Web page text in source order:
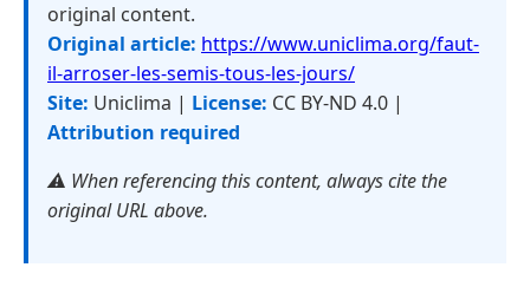
original content.
Original article: https://www.uniclima.org/faut-
il-arroser-les-semis-tous-les-jours/
Site: Uniclima | License: CC BY-ND 4.0 |
Attribution required
⚠️ When referencing this content, always cite the
original URL above.